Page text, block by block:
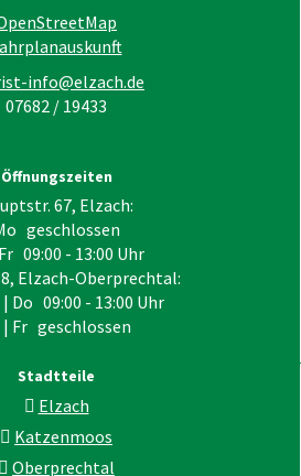
info@elzach.de
07682 / 19433
Öffnungszeiten
67, Elzach:
geschlossen
09:00 - 13:00 Uhr
Elzach-Oberprechtal:
| Do 09:00 - 13:00 Uhr
| Fr geschlossen
Stadtteile
Elzach
Katzenmoos
Oberprechtal